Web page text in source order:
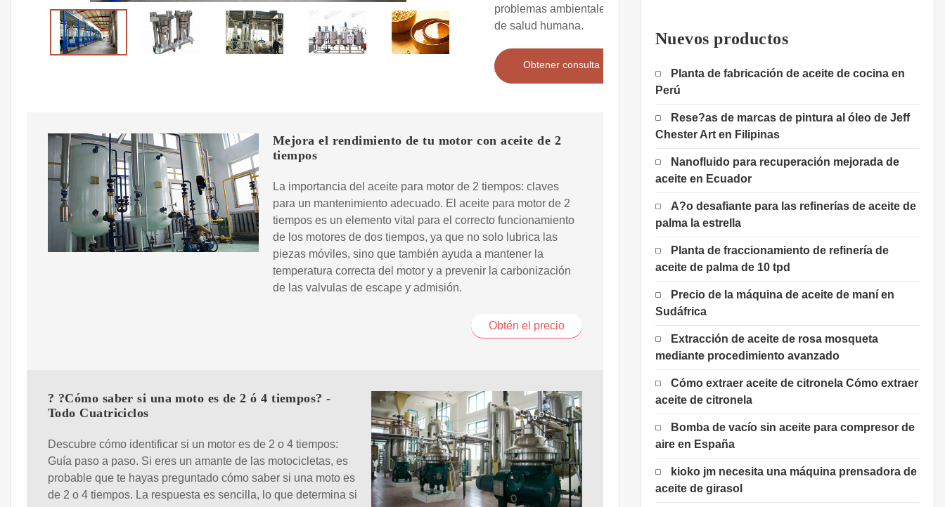
problemas ambientales y
de salud humana.
Obtener consulta
Mejora el rendimiento de tu motor con aceite de 2
tiempos
La importancia del aceite para motor de 2 tiempos: claves
para un mantenimiento adecuado. El aceite para motor de 2
tiempos es un elemento vital para el correcto funcionamiento
de los motores de dos tiempos, ya que no solo lubrica las
piezas móviles, sino que también ayuda a mantener la
temperatura correcta del motor y a prevenir la carbonización
de las valvulas de escape y admisión.
Obtén el precio
? ?Cómo saber si una moto es de 2 ó 4 tiempos? -
Todo Cuatriciclos
Descubre cómo identificar si un motor es de 2 o 4 tiempos:
Guía paso a paso. Si eres un amante de las motocicletas, es
probable que te hayas preguntado cómo saber si una moto es
de 2 o 4 tiempos. La respuesta es sencilla, lo que determina si
Nuevos productos
Planta de fabricación de aceite de cocina en
Perú
Rese?as de marcas de pintura al óleo de Jeff
Chester Art en Filipinas
Nanofluido para recuperación mejorada de
aceite en Ecuador
A?o desafiante para las refinerías de aceite de
palma la estrella
Planta de fraccionamiento de refinería de
aceite de palma de 10 tpd
Precio de la máquina de aceite de maní en
Sudáfrica
Extracción de aceite de rosa mosqueta
mediante procedimiento avanzado
Cómo extraer aceite de citronela Cómo extraer
aceite de citronela
Bomba de vacío sin aceite para compresor de
aire en España
kioko jm necesita una máquina prensadora de
aceite de girasol